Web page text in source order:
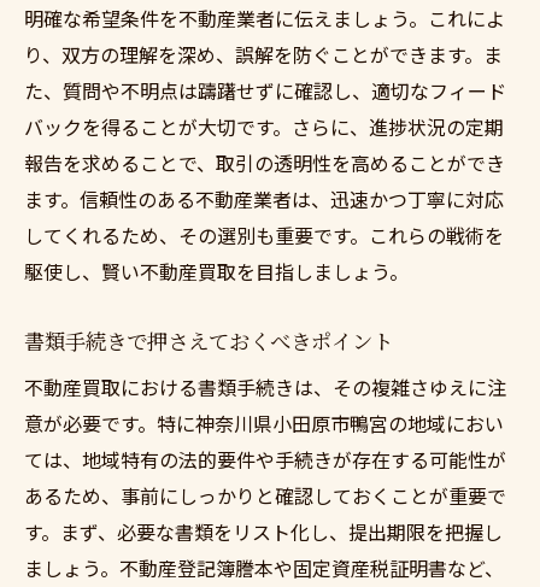
明確な希望条件を不動産業者に伝えましょう。これによ
り、双方の理解を深め、誤解を防ぐことができます。ま
た、質問や不明点は躊躇せずに確認し、適切なフィード
バックを得ることが大切です。さらに、進捗状況の定期
報告を求めることで、取引の透明性を高めることができ
ます。信頼性のある不動産業者は、迅速かつ丁寧に対応
してくれるため、その選別も重要です。これらの戦術を
駆使し、賢い不動産買取を目指しましょう。
書類手続きで押さえておくべきポイント
不動産買取における書類手続きは、その複雑さゆえに注
意が必要です。特に神奈川県小田原市鴨宮の地域におい
ては、地域特有の法的要件や手続きが存在する可能性が
あるため、事前にしっかりと確認しておくことが重要で
す。まず、必要な書類をリスト化し、提出期限を把握し
ましょう。不動産登記簿謄本や固定資産税証明書など、